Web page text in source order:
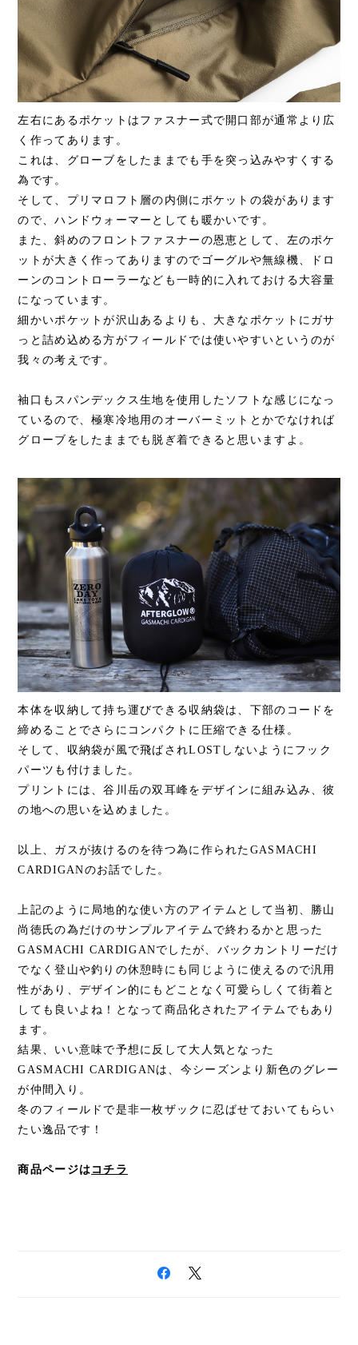
左右にあるポケットはファスナー式で開口部が通常より広
く作ってあります。
これは、グローブをしたままでも手を突っ込みやすくする
為です。
そして、プリマロフト層の内側にポケットの袋があります
ので、ハンドウォーマーとしても暖かいです。
また、斜めのフロントファスナーの恩恵として、左のポケ
ットが大きく作ってありますのでゴーグルや無線機、ドロ
ーンのコントローラーなども一時的に入れておける大容量
になっています。
細かいポケットが沢山あるよりも、大きなポケットにガサ
っと詰め込める方がフィールドでは使いやすいというのが
我々の考えです。
袖口もスパンデックス生地を使用したソフトな感じになっ
ているので、極寒冷地用のオーバーミットとかでなければ
グローブをしたままでも脱ぎ着できると思いますよ。
本体を収納して持ち運びできる収納袋は、下部のコードを
締めることでさらにコンパクトに圧縮できる仕様。
そして、収納袋が風で飛ばされLOSTしないようにフック
パーツも付けました。
プリントには、谷川岳の双耳峰をデザインに組み込み、彼
の地への思いを込めました。
以上、ガスが抜けるのを待つ為に作られたGASMACHI
CARDIGANのお話でした。
上記のように局地的な使い方のアイテムとして当初、勝山
尚徳氏の為だけのサンプルアイテムで終わるかと思った
GASMACHI CARDIGANでしたが、バックカントリーだけ
でなく登山や釣りの休憩時にも同じように使えるので汎用
性があり、デザイン的にもどことなく可愛らしくて街着と
しても良いよね！となって商品化されたアイテムでもあり
ます。
結果、いい意味で予想に反して大人気となった
GASMACHI CARDIGANは、今シーズンより新色のグレー
が仲間入り。
冬のフィールドで是非一枚ザックに忍ばせておいてもらい
たい逸品です！
商品ページは コチラ